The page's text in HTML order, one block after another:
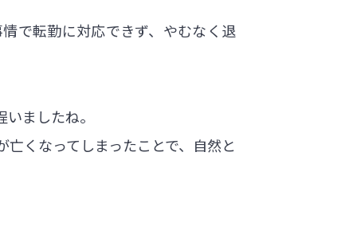
で転勤に対応できず、やむなく退
ましたね。
くなってしまったことで、自然と